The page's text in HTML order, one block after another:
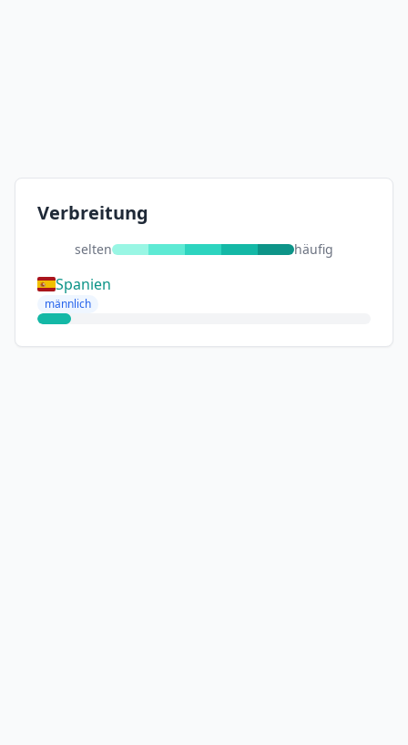
Verbreitung
selten häufig
Spanien
männlich